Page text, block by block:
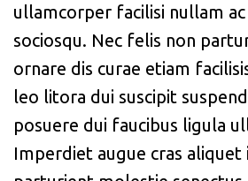
ullamcorper facilisi nullam ac
sociosqu. Nec felis non
ornare dis curae etiam
leo litora dui suscipit
posuere dui faucibus ligula
Imperdiet augue cras aliquet